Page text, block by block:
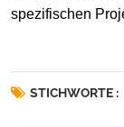
spezifischen
STICHWORTE :